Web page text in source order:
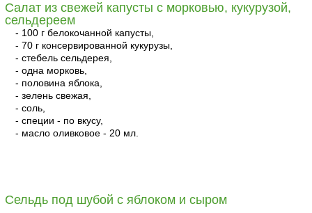
Салат из свежей капусты с морковью, кукурузой,
сельдереем
- 100 г белокочанной капусты,
- 70 г консервированной кукурузы,
- стебель сельдерея,
- одна морковь,
- половина яблока,
- зелень свежая,
- соль,
- специи - по вкусу,
- масло оливковое - 20 мл.
Сельдь под шубой с яблоком и сыром